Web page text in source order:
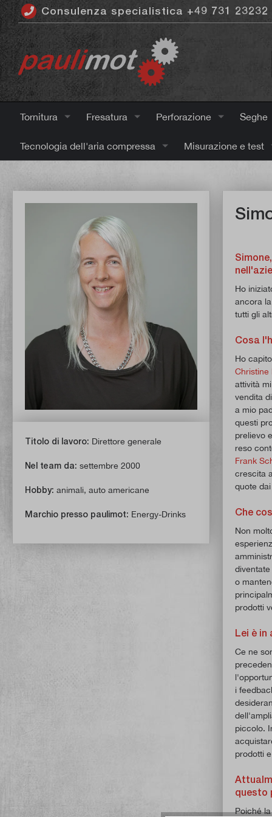
principale
Consulenza specialistica +49 731 23232
Tornitura Fresatura Perforazione Seghe
Tecnologia dell'aria compressa Misurazione e test
Titolo di lavoro: Direttore generale
Nel team da: settembre 2000
Hobby: animali, auto americane
Marchio presso paulimot: Energy-Drinks
Ho
ancora
tutti gli
Cosa
Ho
Christine
attività
vendita
a mio
questi
prelievo
reso
Frank
crescita
quote
Che
Non
o
prodotti
Lei è in
Ce ne
i
piccolo.
prodotti
questo
Poiché